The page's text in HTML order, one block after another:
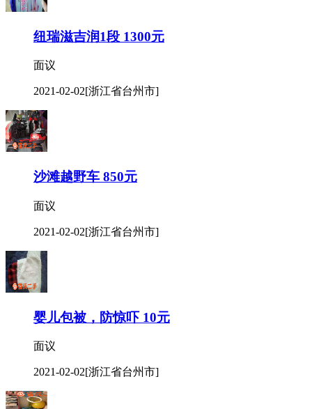
纽瑞滋吉润1段 1300元
面议
2021-02-02[浙江省台州市]
沙滩越野车 850元
面议
2021-02-02[浙江省台州市]
婴儿包被，防惊吓 10元
面议
2021-02-02[浙江省台州市]